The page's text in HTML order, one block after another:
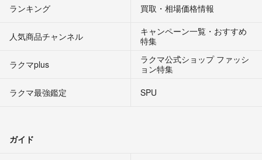
ランキング 買取・相場価格情報
人気商品チャンネル
キャンペーン一覧・おすすめ
特集
ラクマplus
ラクマ公式ショップ ファッシ
ョン特集
ラクマ最強鑑定
SPU
ガイド